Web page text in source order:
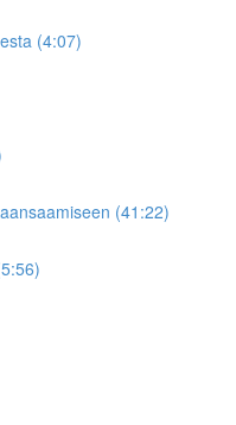
(4:07)
(41:22)